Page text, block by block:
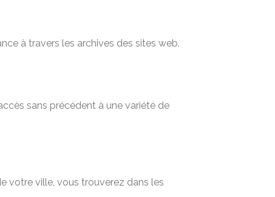
à travers les archives des sites web.
sans précédent à une variété de
votre ville, vous trouverez dans les